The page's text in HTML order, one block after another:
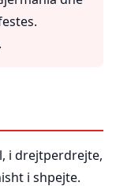
i drejtperdrejte,
i shpejte.